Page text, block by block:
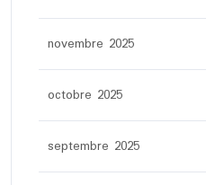
novembre 2025
octobre 2025
septembre 2025